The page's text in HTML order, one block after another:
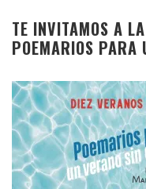
TE INVITAMOS A
POEMARIOS PARA